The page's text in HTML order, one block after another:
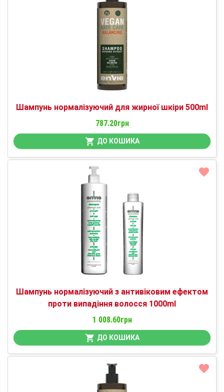
Шампунь нормалізуючий для жирної шкіри 500ml
787.20грн
ДО КОШИКА
Шампунь нормалізуючий з антивіковим ефектом
проти випадіння волосся 1000ml
1 008.60грн
ДО КОШИКА